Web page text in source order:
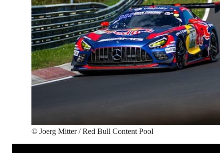
© Joerg Mitter / Red Bull Content Pool